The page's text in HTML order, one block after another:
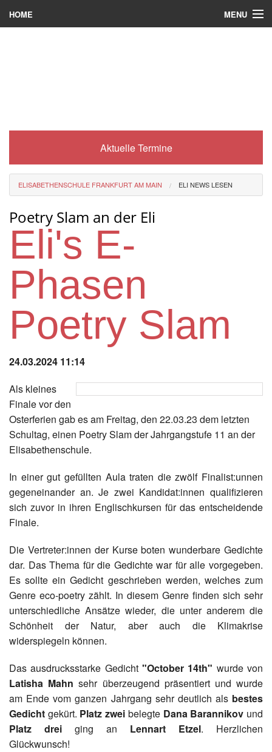
HOME MENU
Eli-Portal
Berufsorientierung
Förderverein
Instagram
Aktuelle Termine
ELISABETHENSCHULE FRANKFURT AM MAIN ELI NEWS LESEN
Poetry Slam an der Eli
Eli's E-
Phasen
Poetry Slam
24.03.2024 11:14
Als kleines
Finale vor den
Osterferien gab es am Freitag, den 22.03.23 dem letzten
Schultag, einen Poetry Slam der Jahrgangstufe 11 an der
Elisabethenschule.
In einer gut gefüllten Aula traten die zwölf Finalist:unnen
gegeneinander an. Je zwei Kandidat:innen qualifizieren
sich zuvor in ihren Englischkursen für das entscheidende
Finale.
Die Vertreter:innen der Kurse boten wunderbare Gedichte
dar. Das Thema für die Gedichte war für alle vorgegeben.
Es sollte ein Gedicht geschrieben werden, welches zum
Genre eco-poetry zählt. In diesem Genre finden sich sehr
unterschiedliche Ansätze wieder, die unter anderem die
Schönheit der Natur, aber auch die Klimakrise
widerspiegeln können.
Das ausdrucksstarke Gedicht"October 14th" wurde von
Latisha Mahn sehr überzeugend präsentiert und wurde
am Ende vom ganzen Jahrgang sehr deutlich als bestes
Gedicht gekürt. Platz zwei belegte Dana Barannikov und
Platz drei ging an Lennart Etzel. Herzlichen
Glückwunsch!